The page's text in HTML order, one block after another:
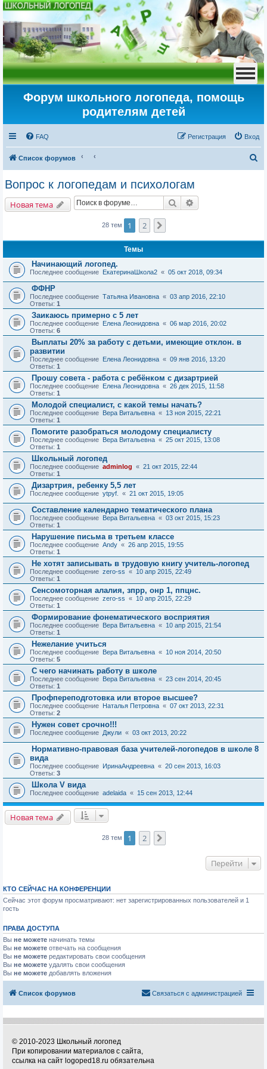
Форум школьного логопеда, помощь
родителям детей
FAQ Вход
Регистрация
Список форумов
о
Вопрос к логопедам и психологам
Новая тема Поиск
28 тем 1 2
Темы
Начинающий логопед.
Последнее сообщение ЕкатеринаШкола2 « 05 окт 2018, 09:34
ФФНР
Последнее сообщение Татьяна Ивановна « 03 апр 2016, 22:10
Ответы: 1
Заикаюсь примерно с 5 лет
Последнее сообщение Елена Леонидовна « 06 мар 2016, 20:02
Ответы: 6
Выплаты 20% за работу с детьми, имеющие отклон. в
развитии
Последнее сообщение Елена Леонидовна « 09 янв 2016, 13:20
Ответы: 1
Прошу совета - работа с ребёнком с дизартрией
Последнее сообщение Елена Леонидовна « 26 дек 2015, 11:58
Ответы: 1
Молодой специалист, с какой темы начать?
Последнее сообщение Вера Витальевна « 13 ноя 2015, 22:21
Ответы: 1
Помогите разобраться молодому специалисту
Последнее сообщение Вера Витальевна « 25 окт 2015, 13:08
Ответы: 1
Школьный логопед
Последнее сообщение adminlog « 21 окт 2015, 22:44
Ответы: 1
Дизартрия, ребенку 5,5 лет
Последнее сообщение ytpyf. « 21 окт 2015, 19:05
Составление календарно тематического плана
Последнее сообщение Вера Витальевна « 03 окт 2015, 15:23
Ответы: 1
Нарушение письма в третьем классе
Последнее сообщение Andy « 26 апр 2015, 19:55
Ответы: 1
Не хотят записывать в трудовую книгу учитель-логопед
Последнее сообщение zero-ss « 10 апр 2015, 22:49
Ответы: 1
Сенсомоторная алалия, зпрр, онр 1, ппцнс.
Последнее сообщение zero-ss « 10 апр 2015, 22:29
Ответы: 1
Формирование фонематического восприятия
Последнее сообщение Вера Витальевна « 10 апр 2015, 21:54
Ответы: 1
Нежелание учиться
Последнее сообщение Вера Витальевна « 10 ноя 2014, 20:50
Ответы: 5
С чего начинать работу в школе
Последнее сообщение Вера Витальевна « 23 сен 2014, 20:45
Ответы: 1
Профпереподготовка или второе высшее?
Последнее сообщение Наталья Петровна « 07 окт 2013, 22:31
Ответы: 2
Нужен совет срочно!!!
Последнее сообщение Джули « 03 окт 2013, 20:22
Нормативно-правовая база учителей-логопедов в школе 8
вида
Последнее сообщение ИринаАндреевна « 20 сен 2013, 16:03
Ответы: 3
Школа V вида
Последнее сообщение adelaida « 15 сен 2013, 12:44
Новая тема
28 тем 1 2
Перейти
КТО СЕЙЧАС НА КОНФЕРЕНЦИИ
Сейчас этот форум просматривают: нет зарегистрированных пользователей и 1
гость
ПРАВА ДОСТУПА
Вы не можете начинать темы
Вы не можете отвечать на сообщения
Вы не можете редактировать свои сообщения
Вы не можете удалять свои сообщения
Вы не можете добавлять вложения
Список форумов Связаться с администрацией
© 2010-2023 Школьный логопед
При копировании материалов с сайта,
ссылка на сайт logoped18.ru обязательна